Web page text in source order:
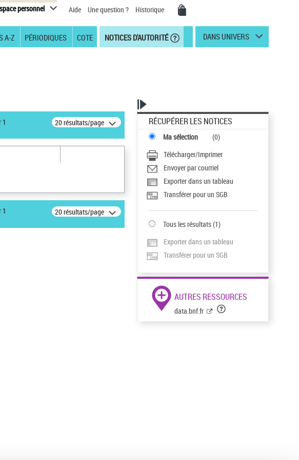
personnel Aide Une question ? Historique
A-Z PÉRIODIQUES COTE NOTICES D'AUTORITÉ DANS UNIVERS
1 20 résultats/page
1 20 résultats/page
RÉCUPÉRER LES NOTICES
Ma sélection (0)
Télécharger/Imprimer
Envoyer par courriel
Exporter dans un tableau
Transférer pour un SGB
Tous les résultats(1)
Exporter dans un tableau
Transférer pour un SGB
AUTRES RESSOURCES
data.bnf.fr